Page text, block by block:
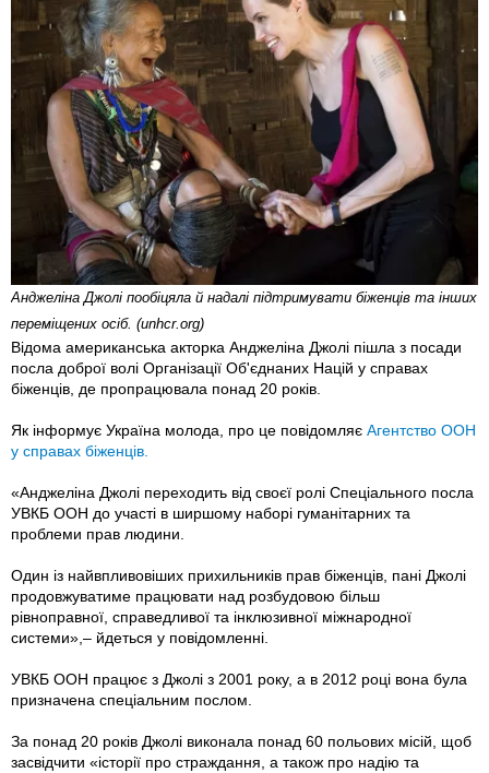
Анджеліна Джолі пообіцяла й надалі підтримувати біженців та інших
переміщених осіб. (unhcr.org)
Відома американська акторка Анджеліна Джолі пішла з посади
посла доброї волі Організації Об'єднаних Націй у справах
біженців, де пропрацювала понад 20 років.
Як інформує Україна молода, про це повідомляє Агентство ООН
у справах біженців.
«Анджеліна Джолі переходить від своєї ролі Спеціального посла
УВКБ ООН до участі в ширшому наборі гуманітарних та
проблеми прав людини.
Один із найвпливовіших прихильників прав біженців, пані Джолі
продовжуватиме працювати над розбудовою більш
рівноправної, справедливої та інклюзивної міжнародної
системи»,– йдеться у повідомленні.
УВКБ ООН працює з Джолі з 2001 року, а в 2012 році вона була
призначена спеціальним послом.
За понад 20 років Джолі виконала понад 60 польових місій, щоб
засвідчити «історії про страждання, а також про надію та